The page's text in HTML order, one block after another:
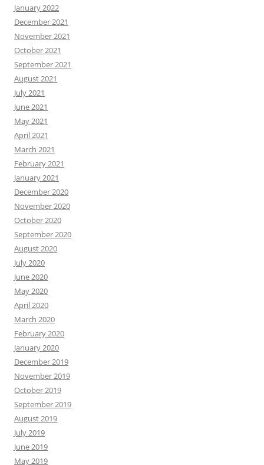
January 2022
December 2021
November 2021
October 2021
September 2021
August 2021
July 2021
June 2021
May 2021
April 2021
March 2021
February 2021
January 2021
December 2020
November 2020
October 2020
September 2020
August 2020
July 2020
June 2020
May 2020
April 2020
March 2020
February 2020
January 2020
December 2019
November 2019
October 2019
September 2019
August 2019
July 2019
June 2019
May 2019